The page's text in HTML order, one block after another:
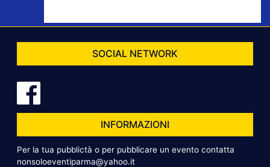
SOCIAL NETWORK
INFORMAZIONI
Per la tua pubblictà o per pubblicare un evento contatta
nonsoloeventiparma@yahoo.it